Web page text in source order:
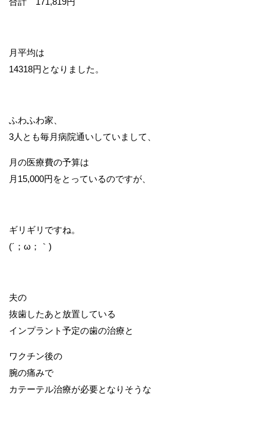
月平均は
14318円となりました。
ふわふわ家、
3人とも毎月病院通いしていまして、
月の医療費の予算は
月15,000円をとっているのですが、
ギリギリですね。
(´；ω；｀)
夫の
抜歯したあと放置している
インプラント予定の歯の治療と
ワクチン後の
腕の痛みで
カテーテル治療が必要となりそうな